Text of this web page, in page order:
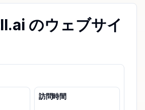
のウェブサイ
訪問時間